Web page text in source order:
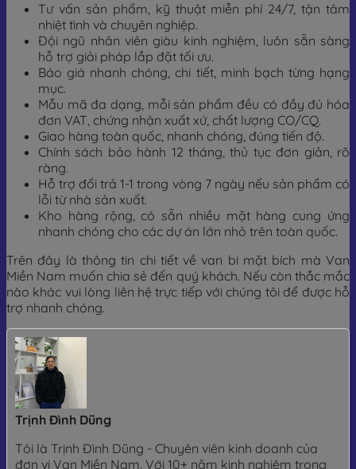
Tư vấn sản phẩm, kỹ thuật miễn phí 24/7, tận tâm
nhiệt tình và chuyên nghiệp.
Đội ngũ nhân viên giàu kinh nghiệm, luôn sẵn sàng
hỗ trợ giải pháp lắp đặt tối ưu.
Báo giá nhanh chóng, chi tiết, minh bạch từng hạng
mục.
Mẫu mã đa dạng, mỗi sản phẩm đều có đầy đủ hóa
đơn VAT, chứng nhận xuất xứ, chất lượng CO/CQ.
Giao hàng toàn quốc, nhanh chóng, đúng tiến độ.
Chính sách bảo hành 12 tháng, thủ tục đơn giản, rõ
ràng.
Hỗ trợ đổi trả 1-1 trong vòng 7 ngày nếu sản phẩm có
lỗi từ nhà sản xuất.
Kho hàng rộng, có sẵn nhiều mặt hàng cung ứng
nhanh chóng cho các dự án lớn nhỏ trên toàn quốc.
Trên đây là thông tin chi tiết về van bi mặt bích mà Van
Miền Nam muốn chia sẻ đến quý khách. Nếu còn thắc mắc
nào khác vui lòng liên hệ trực tiếp với chúng tôi để được hỗ
trợ nhanh chóng.
Trịnh Đình Dũng
Tôi là Trịnh Đình Dũng - Chuyên viên kinh doanh của
đơn vị Van Miền Nam. Với 10+ năm kinh nghiệm trong